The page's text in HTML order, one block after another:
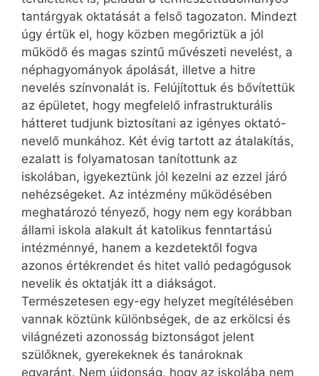
tantárgyak oktatását a felső tagozaton. Mindezt
úgy értük el, hogy közben megőriztük a jól
működő és magas szintű művészeti nevelést, a
néphagyományok ápolását, illetve a hitre
nevelés színvonalát is. Felújítottuk és bővítettük
az épületet, hogy megfelelő infrastrukturális
hátteret tudjunk biztosítani az igényes oktató-
nevelő munkához. Két évig tartott az átalakítás,
ezalatt is folyamatosan tanítottunk az
iskolában, igyekeztünk jól kezelni az ezzel járó
nehézségeket. Az intézmény működésében
meghatározó tényező, hogy nem egy korábban
állami iskola alakult át katolikus fenntartású
intézménnyé, hanem a kezdetektől fogva
azonos értékrendet és hitet valló pedagógusok
nevelik és oktatják itt a diákságot.
Természetesen egy-egy helyzet megítélésében
vannak köztünk különbségek, de az erkölcsi és
világnézeti azonosság biztonságot jelent
szülőknek, gyerekeknek és tanároknak
egyaránt. Nem újdonság, hogy az iskolába nem